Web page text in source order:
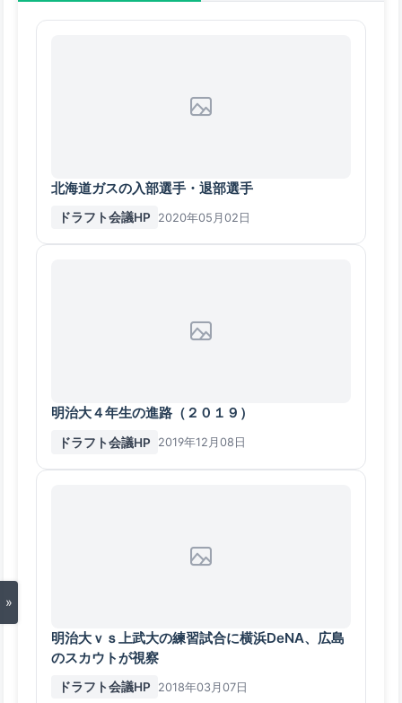
»
北海道ガスの入部選手・退部選手
ドラフト会議HP 2020年05月02日
明治大４年生の進路（２０１９）
ドラフト会議HP 2019年12月08日
明治大ｖｓ上武大の練習試合に横浜DeNA、広島
のスカウトが視察
ドラフト会議HP 2018年03月07日